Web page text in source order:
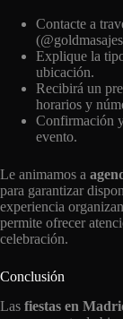
Contacte a
Explique la
ubicación.
Recibirá un
horarios y
Confirmación
evento.
Le animamos a
para garantizar
experiencia
permite ofrecer
celebración.
Conclusión
Las fiestas en